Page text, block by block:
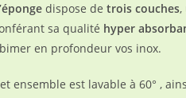
dispose de trois couches,
sa qualité hyper
en profondeur vos inox.
ensemble est lavable à 60° ,